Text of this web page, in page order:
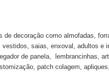
decoração como almofadas,
vestidos, saias, enxoval, adultos
de panela, lembrancinhas,
patch colagem,